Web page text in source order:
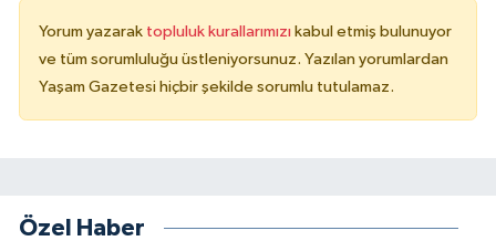
Yorum yazarak topluluk kurallarımızı kabul etmiş bulunuyor
ve tüm sorumluluğu üstleniyorsunuz. Yazılan yorumlardan
Yaşam Gazetesi hiçbir şekilde sorumlu tutulamaz.
Özel Haber